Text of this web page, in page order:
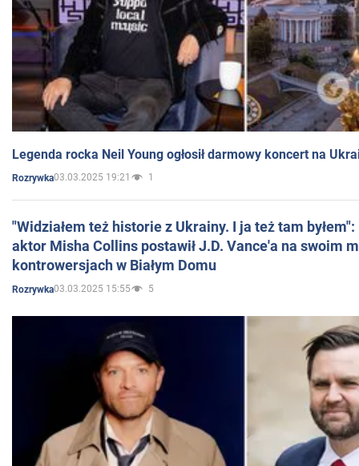
Legenda rocka Neil Young ogłosił darmowy koncert na
Rozrywka03.03.2025 19:21 1
"Widziałem też historie z Ukrainy. I ja też tam
aktor Misha Collins postawił J.D. Vance'a na swoim
kontrowersjach w Białym Domu
Rozrywka03.03.2025 15:55 5